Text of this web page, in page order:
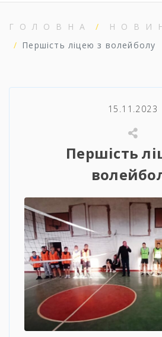
ГОЛОВНА
Першість ліцею з волейболу
15.11.2023
Першість